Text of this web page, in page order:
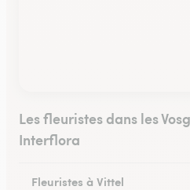
Les fleuristes dans les
Interflora
Fleuristes à Vittel